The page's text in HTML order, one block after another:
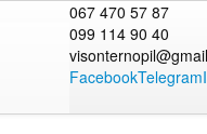
067 470 57 87
099 114 90 40
FacebookTelegram